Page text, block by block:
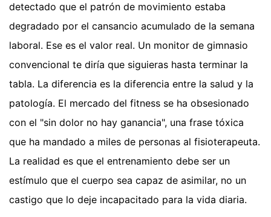
detectado que el patrón de movimiento estaba
degradado por el cansancio acumulado de la semana
laboral. Ese es el valor real. Un monitor de gimnasio
convencional te diría que siguieras hasta terminar la
tabla. La diferencia es la diferencia entre la salud y la
patología. El mercado del fitness se ha obsesionado
con el "sin dolor no hay ganancia", una frase tóxica
que ha mandado a miles de personas al fisioterapeuta.
La realidad es que el entrenamiento debe ser un
estímulo que el cuerpo sea capaz de asimilar, no un
castigo que lo deje incapacitado para la vida diaria.